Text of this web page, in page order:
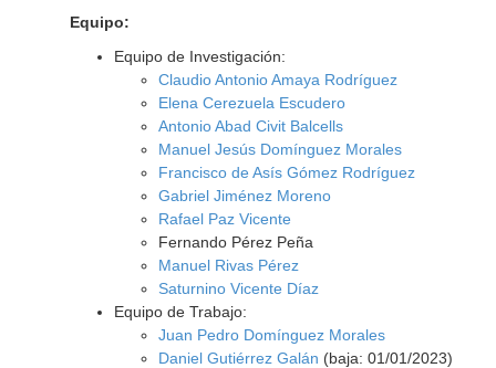
Equipo:
Equipo de Investigación:
Claudio Antonio Amaya Rodríguez
Elena Cerezuela Escudero
Antonio Abad Civit Balcells
Manuel Jesús Domínguez Morales
Francisco de Asís Gómez Rodríguez
Gabriel Jiménez Moreno
Rafael Paz Vicente
Fernando Pérez Peña
Manuel Rivas Pérez
Saturnino Vicente Díaz
Equipo de Trabajo:
Juan Pedro Domínguez Morales
Daniel Gutiérrez Galán (baja: 01/01/2023)